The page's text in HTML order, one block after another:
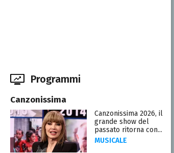
Programmi
Canzonissima
Canzonissima 2026, il
grande show del
passato ritorna con...
MUSICALE